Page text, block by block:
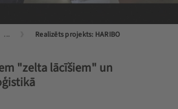
... Realizēts projekts: HARIBO
"zelta lācīšiem" un